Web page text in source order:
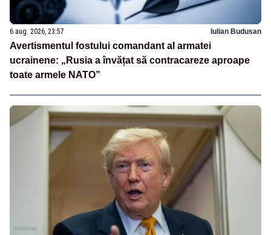
6 aug. 2026, 23:57 Iulian Budusan
Avertismentul fostului comandant al armatei
ucrainene: „Rusia a învățat să contracareze aproape
toate armele NATO”